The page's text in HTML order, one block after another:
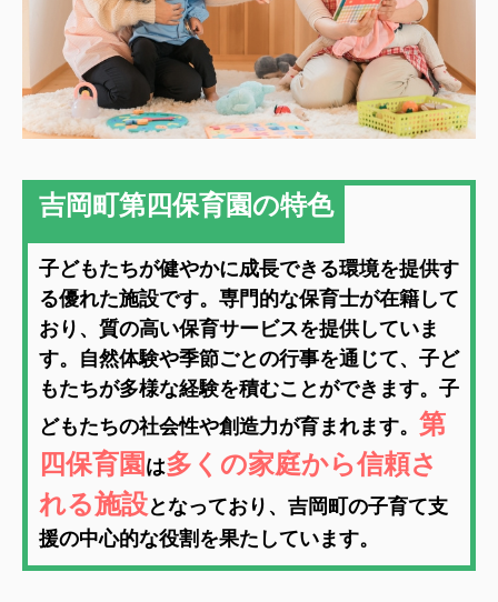
吉岡町第四保育園の特色
子どもたちが健やかに成長できる環境を提供す
る優れた施設です。専門的な保育士が在籍して
おり、質の高い保育サービスを提供していま
す。自然体験や季節ごとの行事を通じて、子ど
もたちが多様な経験を積むことができます。子
どもたちの社会性や創造力が育まれます。 第
四保育園 は多くの家庭から信頼さ
れる施設となっており、吉岡町の子育て支
援の中心的な役割を果たしています。